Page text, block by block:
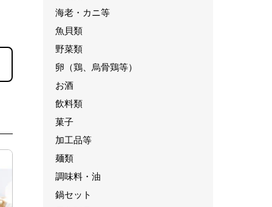
海老・カニ等
魚貝類
野菜類
卵（鶏、烏骨鶏等）
お酒
飲料類
菓子
加工品等
麺類
調味料・油
鍋セット